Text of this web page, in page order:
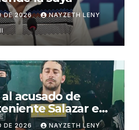
DE 2026 NAYZETH LENY
acusado de
Salazar en
DE 2026 NAYZETH LENY